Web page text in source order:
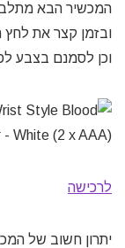
המכשיר הבא
ובזמן קצר את לחץ
וכן לסמנם בצבע
לרכישה
יתרון חשוב של